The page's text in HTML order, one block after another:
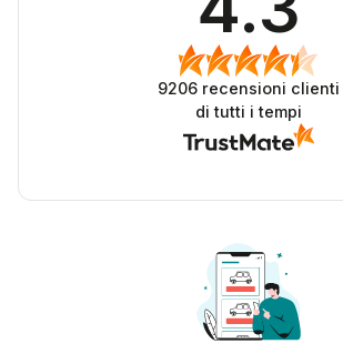
9206 recensioni clienti
di tutti i tempi